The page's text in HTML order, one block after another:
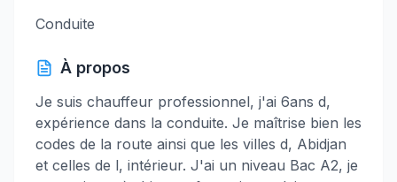
Conduite
À propos
Je suis chauffeur professionnel, j'ai 6ans d,
expérience dans la conduite. Je maîtrise bien les
codes de la route ainsi que les villes d, Abidjan
et celles de l, intérieur. J'ai un niveau Bac A2, je